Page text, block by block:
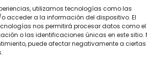
utilizamos tecnologías como las
acceder a la información del dispositivo. El
nos permitirá procesar datos como el
o las identificaciones únicas en este sitio.
puede afectar negativamente a ciertas